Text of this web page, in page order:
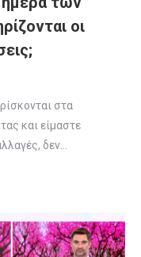
οι
στα
και είμαστε
δεν…